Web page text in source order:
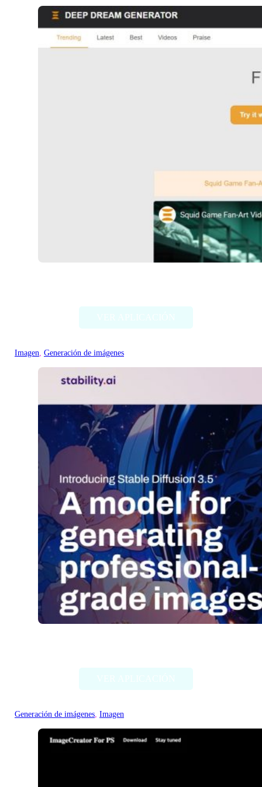
Imagen, Generación de imágenes
Generación de imágenes, Imagen